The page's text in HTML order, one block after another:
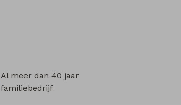
Al meer dan 40 jaar
familiebedrijf